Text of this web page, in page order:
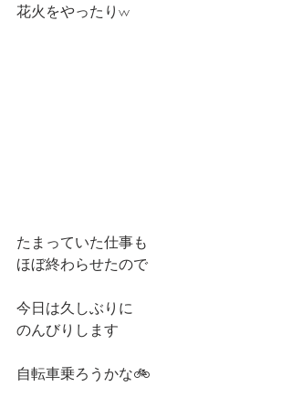
花火をやったりw
たまっていた仕事も
ほぼ終わらせたので
今日は久しぶりに
のんびりします
自転車乗ろうかな🚲